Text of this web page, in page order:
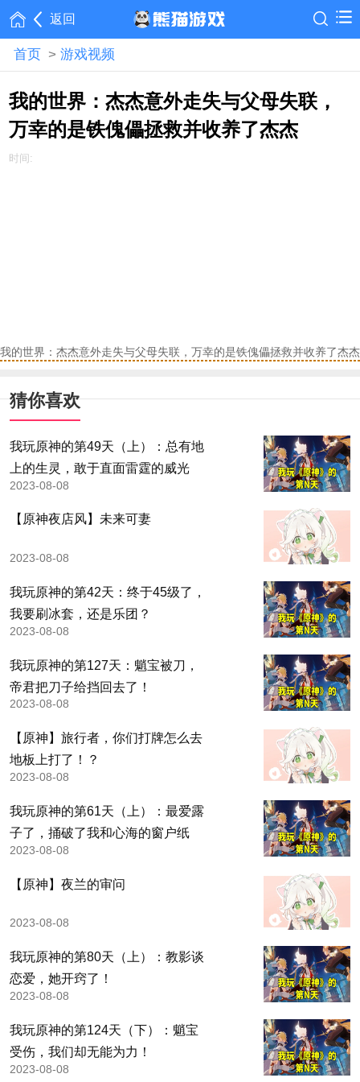
返回
首页 > 游戏视频
我的世界：杰杰意外走失与父母失联，
万幸的是铁傀儡拯救并收养了杰杰
时间:
我的世界：杰杰意外走失与父母失联，万幸的是铁傀儡拯救并收养了杰杰
猜你喜欢
我玩原神的第49天（上）：总有地
上的生灵，敢于直面雷霆的威光
2023-08-08
【原神夜店风】未来可妻
2023-08-08
我玩原神的第42天：终于45级了，
我要刷冰套，还是乐团？
2023-08-08
我玩原神的第127天：魈宝被刀，
帝君把刀子给挡回去了！
2023-08-08
【原神】旅行者，你们打牌怎么去
地板上打了！？
2023-08-08
我玩原神的第61天（上）：最爱露
子了，捅破了我和心海的窗户纸
2023-08-08
【原神】夜兰的审问
2023-08-08
我玩原神的第80天（上）：教影谈
恋爱，她开窍了！
2023-08-08
我玩原神的第124天（下）：魈宝
受伤，我们却无能为力！
2023-08-08